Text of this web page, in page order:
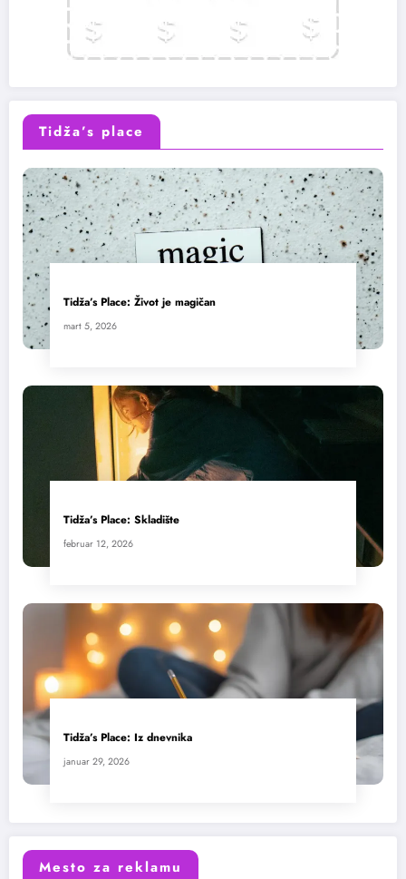
Tidža’s place
Tidža’s Place: Život je magičan
mart 5, 2026
Tidža’s Place: Skladište
februar 12, 2026
Tidža’s Place: Iz dnevnika
januar 29, 2026
Mesto za reklamu